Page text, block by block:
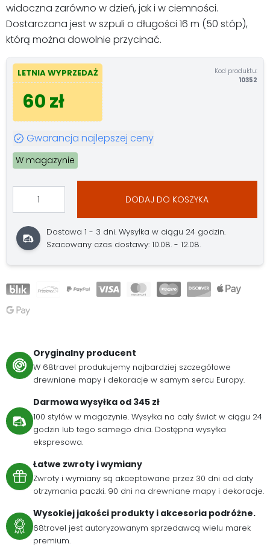
widoczna zarówno w dzień, jak i w ciemności.
Dostarczana jest w szpuli o długości 16 m (50 stóp),
którą można dowolnie przycinać.
LETNIA WYPRZEDAŻ
60 zł
Kod produktu:
10352
Gwarancja najlepszej ceny
W magazynie
DODAJ DO KOSZYKA
Dostawa 1 - 3 dni. Wysyłka w ciągu 24 godzin.
Szacowany czas dostawy: 10.08. - 12.08.
Oryginalny producent
W 68travel produkujemy najbardziej szczegółowe
drewniane mapy i dekoracje w samym sercu Europy.
Darmowa wysyłka od 345 zł
100 stylów w magazynie. Wysyłka na cały świat w ciągu 24
godzin lub tego samego dnia. Dostępna wysyłka
ekspresowa.
Łatwe zwroty i wymiany
Zwroty i wymiany są akceptowane przez 30 dni od daty
otrzymania paczki. 90 dni na drewniane mapy i dekoracje.
Wysokiej jakości produkty i akcesoria podróżne.
68travel jest autoryzowanym sprzedawcą wielu marek
premium.